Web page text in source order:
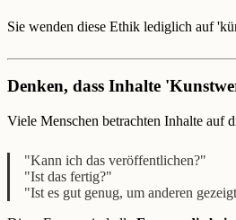
Sie wenden diese Ethik lediglich auf
Denken, dass Inhalte
Viele Menschen betrachten Inhalte auf
"Kann ich das veröffentlichen?"
"Ist das fertig?"
"Ist es gut genug, um anderen